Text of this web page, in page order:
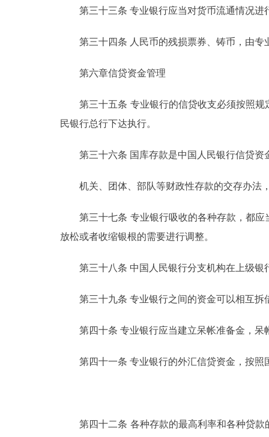
第三十三条 专业银行应当对货币流通情况进
第三十四条 人民币的残损票券、铸币，由专
第六章信贷资金管理
第三十五条 专业银行的信贷收支必须按照规
民银行总行下达执行。
第三十六条 国库存款是中国人民银行信贷资
机关、团体、部队等财政性存款的交存办法
第三十七条 专业银行吸收的各种存款，都应
放松或者收缩银根的需要进行调整。
第三十八条 中国人民银行分支机构在上级银
第三十九条 专业银行之间的资金可以相互拆
第四十条 专业银行应当建立呆帐准备金，呆
第四十一条 专业银行的外汇信贷资金，按照
第四十二条 各种存款的最高利率和各种贷款